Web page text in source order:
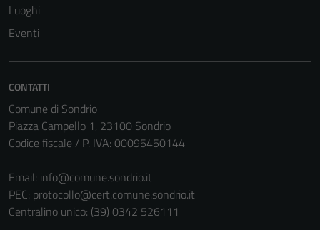
Luoghi
Eventi
CONTATTI
Comune di Sondrio
Piazza Campello 1, 23100 Sondrio
Codice fiscale / P. IVA: 00095450144
Email: info@comune.sondrio.it
PEC: protocollo@cert.comune.sondrio.it
Centralino unico: (39) 0342 526111
funzionamento
Questi cookie
personali.